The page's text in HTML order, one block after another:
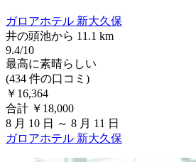
ガロアホテル 新大久保
井の頭池から 11.1 km
9.4/10
最高に素晴らしい
(434 件の口コミ)
￥16,364
合計 ￥18,000
8 月 10 日 ～ 8 月 11 日
ガロアホテル 新大久保